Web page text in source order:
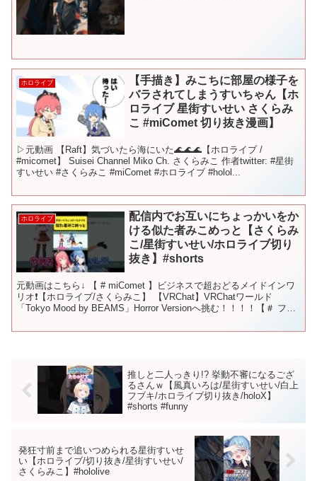
ホロライブ
【手描き】みこちに部屋の様子を
バラされてしまうすいちゃん【ホ
ロライブ 星街すいせい さくらみ
こ #miComet 切り抜き漫画】
▷元動画 【Raft】気づいたら海にいた🌊🌊🌊【ホロライブ /
#micomet】 Suisei Channel Miko Ch. さくらみこ 作者twitter: #星街
すいせい #さくらみこ #miComet #ホロライブ #holol...
ホロライブ
配信内でお互いにちょっかいをか
ける似た者みこめっと【さくらみ
こ/星街すいせい/ホロライブ切り
抜き】#shorts
元動画はこちら↓ 【 # miComet 】ビジネスで超おどるメイドインワ
リオ❗️【ホロライブ/さくらみこ】 【VRChat】VRChatワールド
「Tokyo Mood by BEAMS」Horror Versionへ挑む！！！！【＃ フ
推しと二人っきり!? 挙動不審になるござ
るさんｗ【風真いろは/星街すいせい/白上
フブキ/ホロライブ切り抜き/holoX】
#shorts #funny
発狂寸前まで追いつめられる星街すいせ
い【ホロライブ/切り抜き/星街すいせい/
さくらみこ】#hololive